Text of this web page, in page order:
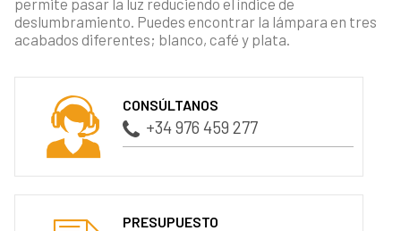
deslumbramiento. Puedes encontrar la lámpara en tres
acabados diferentes; blanco, café y plata.
CONSÚLTANOS
+34 976 459 277
PRESUPUESTO